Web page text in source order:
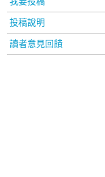
投稿說明
讀者意見回饋